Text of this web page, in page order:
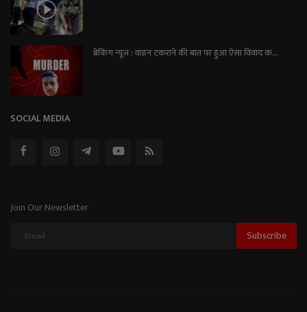
ब्रेकिंग न्यूज़ : वाहन टकराने की बात पर हुआ ऐसा विवाद क...
SOCIAL MEDIA
Join Our Newsletter
Subscribe